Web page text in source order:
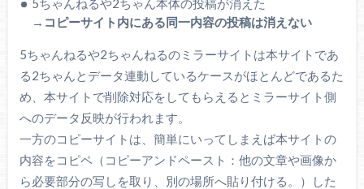
→ コピーサイト内にある同一内容の投稿は消えない
5ちゃんねるや2ちゃんねるのミラーサイトは本サイトであ
る2ちゃんとデータ連動しているケースがほとんどであるた
め、本サイトで削除対応をしてもらえるとミラーサイト側
へのデータ反映が行われます。
一方のコピーサイトは、簡単にいってしまえば本サイトの
内容をコピペ（コピーアンドペースト：他の文章や画像か
ら必要部分の写しを取り、別の場所へ貼り付ける。）した